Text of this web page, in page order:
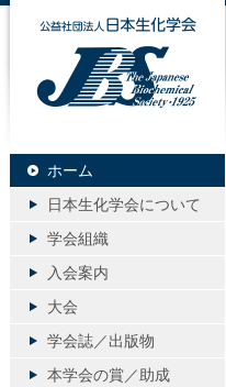
ホーム
日本生化学会について
学会組織
入会案内
大会
学会誌／出版物
本学会の賞／助成